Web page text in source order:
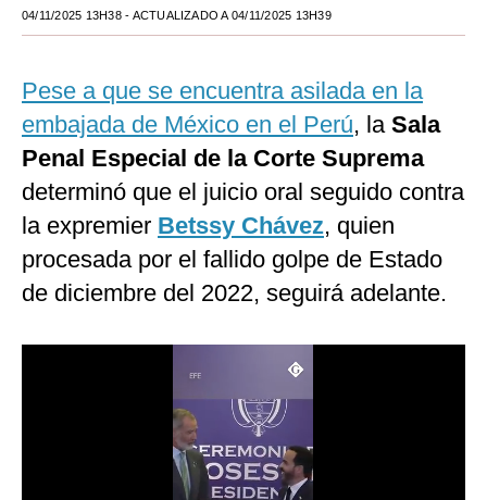
EEUU
España
Internacional
Tecnología
Club del Suscriptor
Mix
04/11/2025 13H38- ACTUALIZADO A 04/11/2025 13H39
Pese a que se encuentra asilada en la
embajada de México en el Perú, la Sala
Penal Especial de la Corte Suprema
determinó que el juicio oral seguido contra
la expremier Betssy Chávez, quien
procesada por el fallido golpe de Estado
de diciembre del 2022, seguirá adelante.